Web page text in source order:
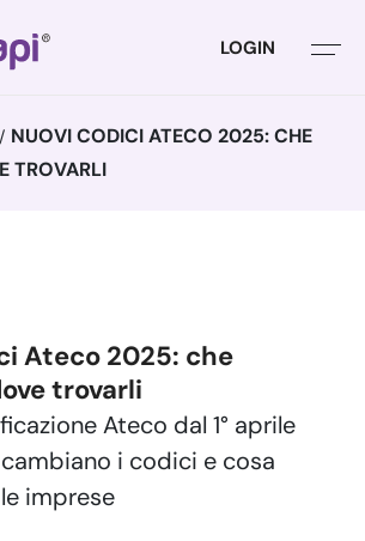
LOGIN
NUOVI CODICI ATECO 2025: CHE
TROVARLI
Ateco 2025: che
trovarli
Ateco dal 1° aprile
i codici e cosa
imprese